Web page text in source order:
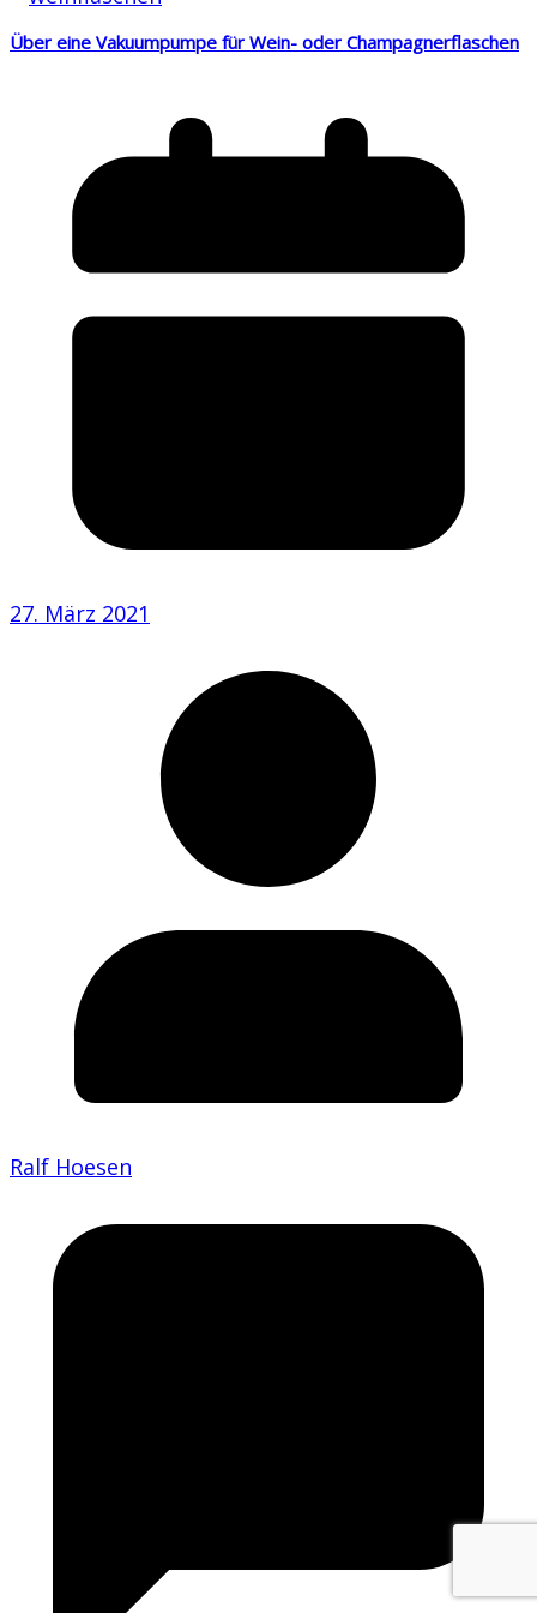
Über eine Vakuumpumpe für Wein- oder Champagnerflaschen
27. März 2021
Ralf Hoesen